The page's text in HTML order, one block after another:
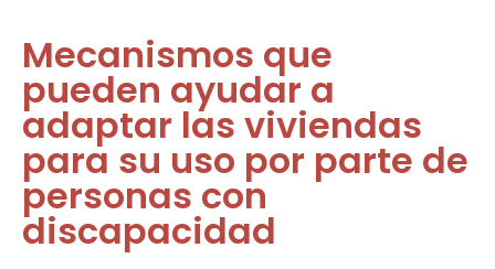
Mecanismos que
pueden ayudar a
adaptar las viviendas
para su uso por parte de
personas con
discapacidad